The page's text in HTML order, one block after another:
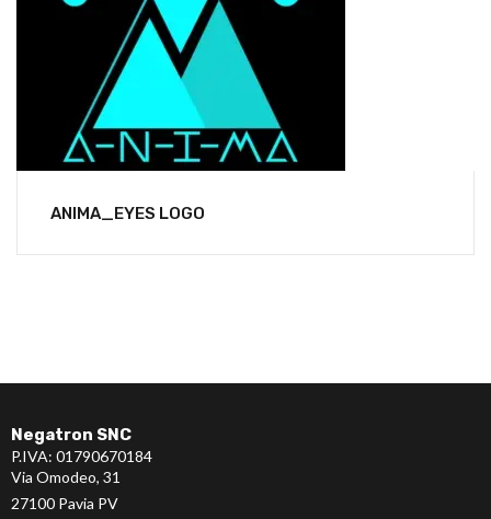
ANIMA_EYES LOGO
Negatron SNC
P.IVA: 01790670184
Via Omodeo, 31
27100 Pavia PV